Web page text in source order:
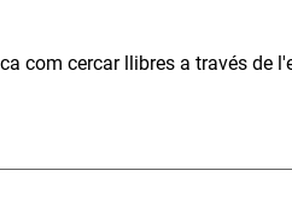
com cercar llibres a través de